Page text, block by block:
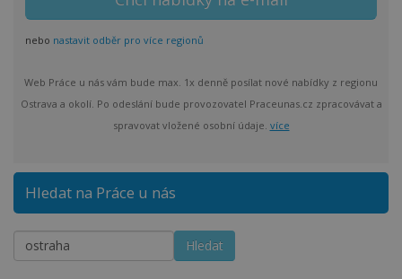
nebo nastavit odběr pro více regionů
Web Práce u nás vám bude max. 1x denně posílat nové nabídky z regionu
Ostrava a okolí. Po odeslání bude provozovatel Praceunas.cz zpracovávat a
spravovat vložené osobní údaje. více
Hledat na Práce u nás